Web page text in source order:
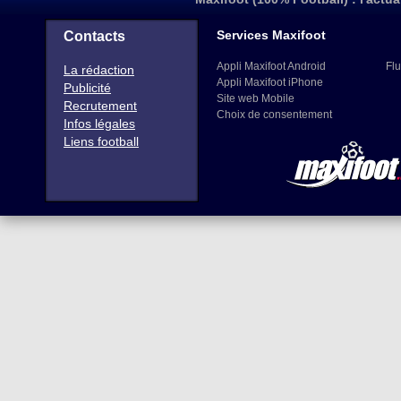
Contacts
La rédaction
Publicité
Recrutement
Infos légales
Liens football
Services Maxifoot
Appli Maxifoot Android
Appli Maxifoot iPhone
Site web Mobile
Choix de consentement